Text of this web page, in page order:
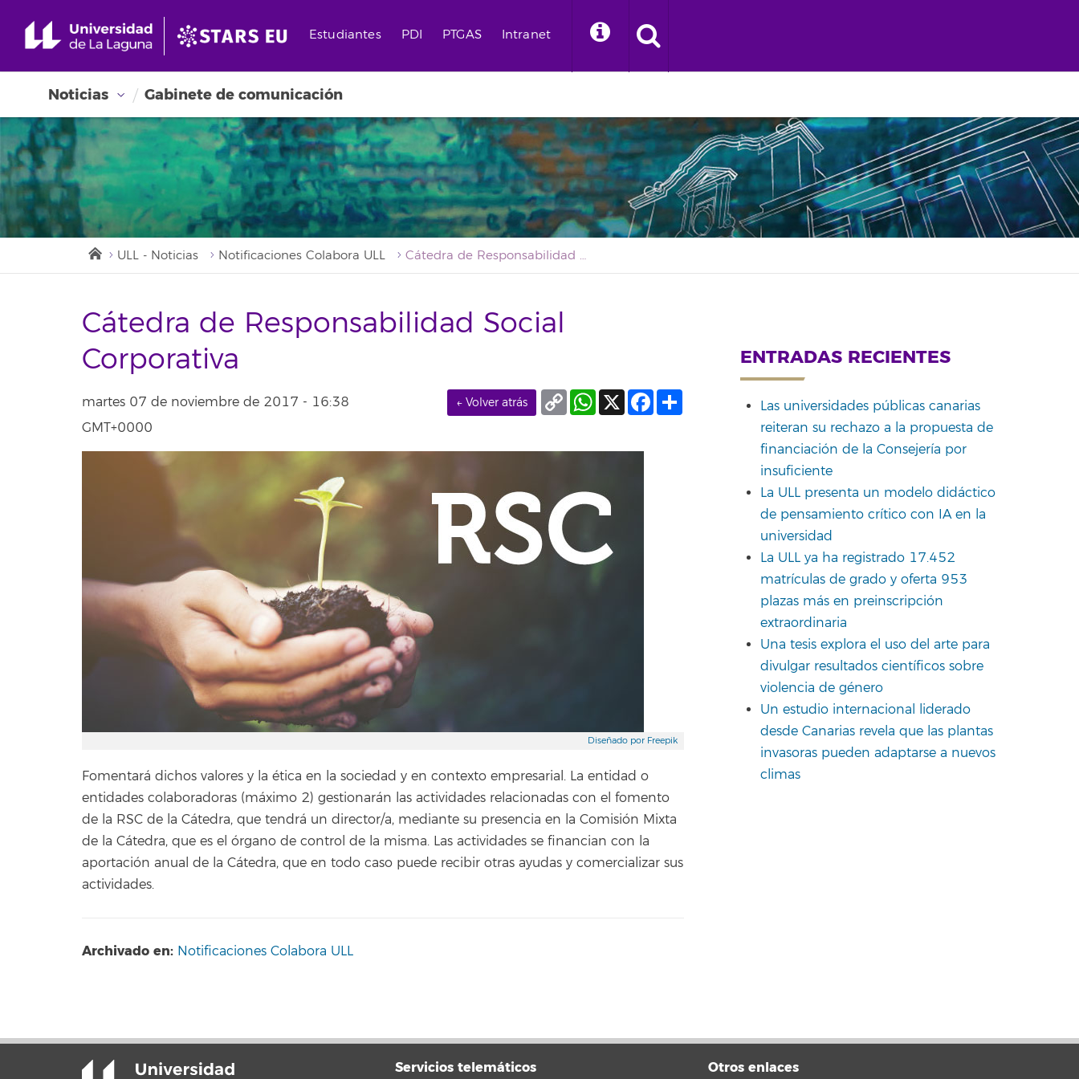
Estudiantes PDI PTGAS Intranet
Noticias Gabinete de comunicación
ULL - Noticias Notificaciones Colabora ULL Cátedra de Responsabilidad Social Corporativa
Cátedra de Responsabilidad Social
Corporativa
martes 07 de noviembre de 2017 - 16:38
GMT+0000
← Volver atrás Facebook
X
WhatsApp
Copy
Link
Diseñado por Freepik
Fomentará dichos valores y la ética en la sociedad y en contexto empresarial. La entidad o
entidades colaboradoras (máximo 2) gestionarán las actividades relacionadas con el fomento
de la RSC de la Cátedra, que tendrá un director/a, mediante su presencia en la Comisión Mixta
de la Cátedra, que es el órgano de control de la misma. Las actividades se financian con la
aportación anual de la Cátedra, que en todo caso puede recibir otras ayudas y comercializar sus
actividades.
Archivado en: Notificaciones Colabora ULL
ENTRADAS RECIENTES
Las universidades públicas canarias
reiteran su rechazo a la propuesta de
financiación de la Consejería por
insuficiente
La ULL presenta un modelo didáctico
de pensamiento crítico con IA en la
universidad
La ULL ya ha registrado 17.452
matrículas de grado y oferta 953
plazas más en preinscripción
extraordinaria
Una tesis explora el uso del arte para
divulgar resultados científicos sobre
violencia de género
Un estudio internacional liderado
desde Canarias revela que las plantas
invasoras pueden adaptarse a nuevos
climas
Servicios telemáticos Otros enlaces